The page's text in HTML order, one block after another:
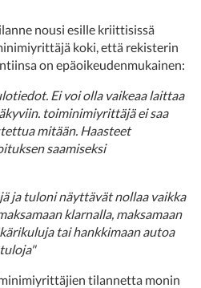
nousi esille kriittisissä
koki, että rekisterin
on epäoikeudenmukainen:
Ei voi olla vaikeaa laittaa
toiminimiyrittäjä ei saa
mitään. Haasteet
saamiseksi
ja tuloni näyttävät nollaa vaikka
klarnalla, maksamaan
tai hankkimaan autoa
tilannetta monin